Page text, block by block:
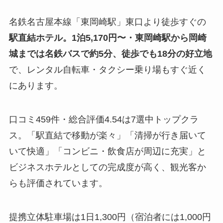
名鉄名古屋本線「東岡崎駅」東口より徒歩すぐの
駅直結ホテル。1泊5,170円〜・東岡崎駅から岡崎
城までは名鉄バスで約5分、徒歩でも18分の好立地
で、レンタル自転車・タクシー乗り場もすぐ近く
にあります。
口コミ459件・総合評価4.54は7選中トップクラ
ス。「駅直結で移動が楽々」「清掃が行き届いて
いて快適」「コンビニ・飲食店が周辺に充実」と
ビジネスホテルとしての完成度が高く、観光客か
らも評価されています。
提携立体駐車場は1日1,300円（宿泊者には1,000円